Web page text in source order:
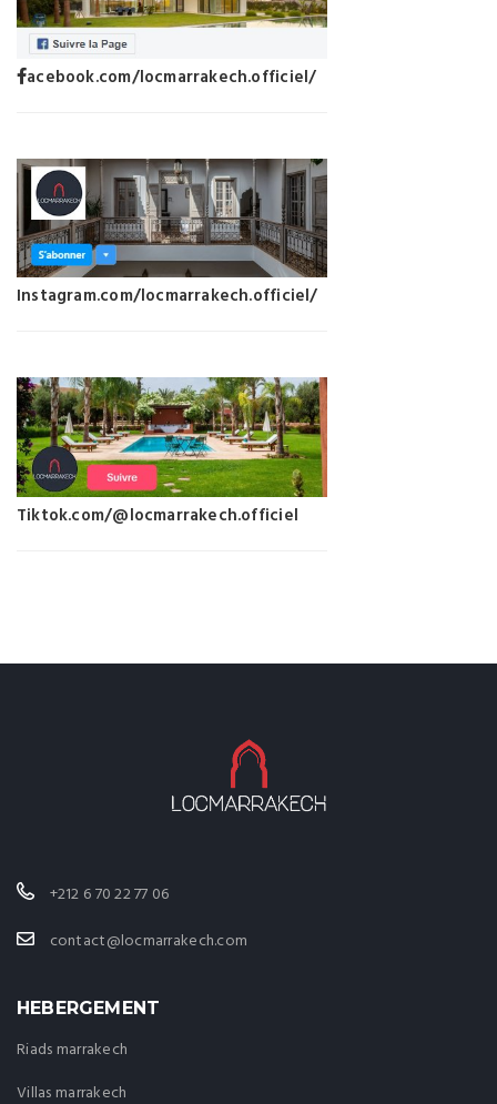
acebook.com/locmarrakech.officiel/
Instagram.com/locmarrakech.officiel/
Tiktok.com/@locmarrakech.officiel
+212 6 70 22 77 06
contact@locmarrakech.com
HEBERGEMENT
Riads marrakech
Villas marrakech